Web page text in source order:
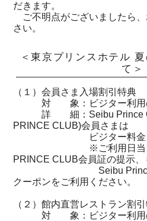
だきます。
ご不明点がございましたら
さい。
＜東京プリンスホテル
て＞
（１）会員さま入場割引特典
対 象：ビジター利用の
詳 細：Seibu Prince
PRINCE CLUB)会員さまは
ビジター料金より
※ご利用日当日、プ
PRINCE CLUB会員証の提示、
Seibu Prince
クーポンをご利用ください。
（２）館内直営レストラン割
対 象：ビジター利用の